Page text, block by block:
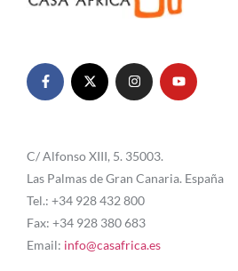
C/ Alfonso XIII, 5. 35003.
Las Palmas de Gran Canaria. España
Tel.: +34 928 432 800
Fax: +34 928 380 683
Email: info@casafrica.es